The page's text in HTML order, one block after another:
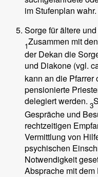
im Stufenplan wahr.
Sorge für ältere
1Zusammen mit
der Dekan die
und Diakone (vgl.
kann an die Pfarrer
pensionierte
delegiert werden. 3
Gespräche und
rechtzeitigen
Vermittlung von
psychischen
Notwendigkeit
Absprache mit